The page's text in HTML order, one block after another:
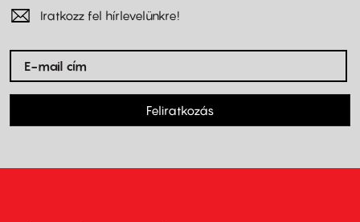
Iratkozz fel hírlevelünkre!
Feliratkozás